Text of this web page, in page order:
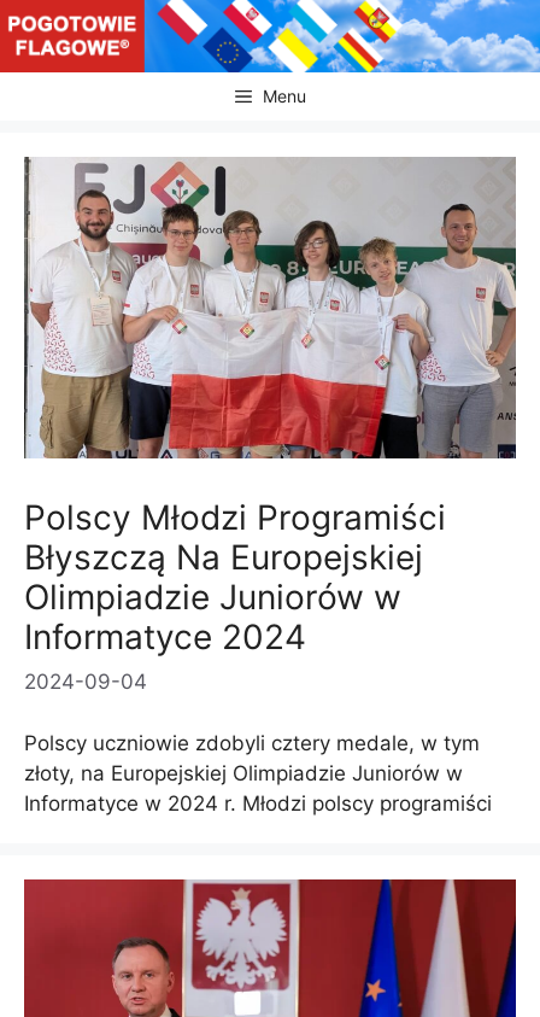
Przejdź
do
treści
Menu
Polscy Młodzi Programiści
Błyszczą Na Europejskiej
Olimpiadzie Juniorów w
Informatyce 2024
2024-09-04
Polscy uczniowie zdobyli cztery medale, w tym
złoty, na Europejskiej Olimpiadzie Juniorów w
Informatyce w 2024 r. Młodzi polscy programiści